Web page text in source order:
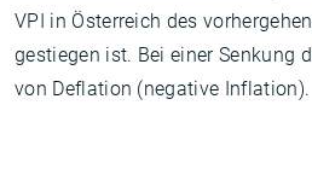
VPI in Österreich des
gestiegen ist. Bei einer Senkung
von Deflation (negative Inflation).